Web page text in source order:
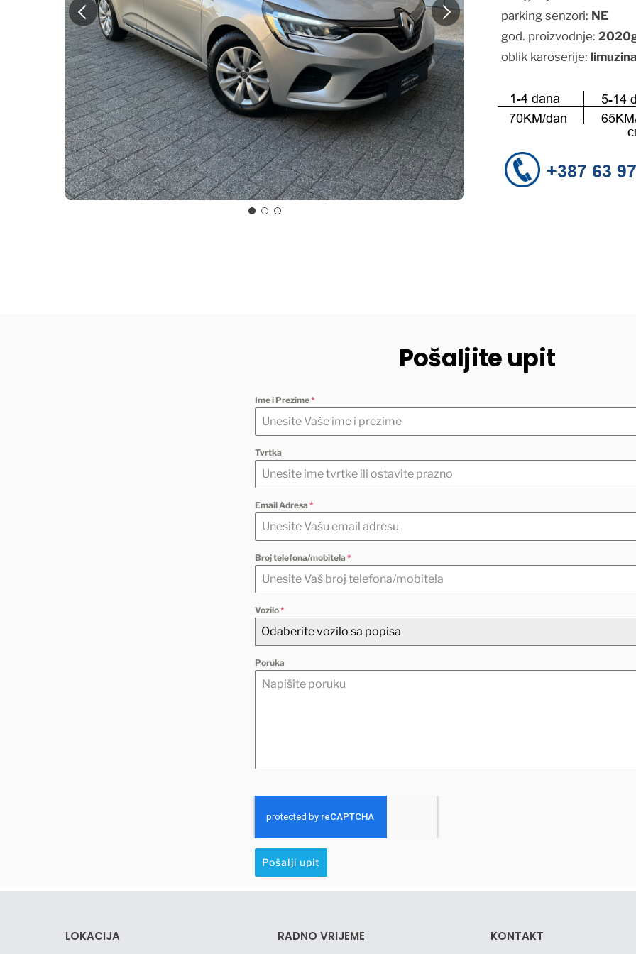
parking senzori: NE
god. proizvodnje:
oblik karoserije: limuzina
Pošaljite upit
Ime i Prezime*
Tvrtka
Email Adresa *
Broj telefona/mobitela *
Vozilo*
Odaberite vozilo sa popisa
Poruka
Pošalji upit
LOKACIJA RADNO VRIJEME KONTAKT